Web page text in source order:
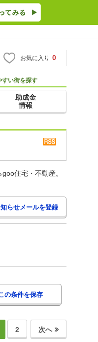
お気に入り 0
すい街を探す
助成金
情報
住宅・不動産。
の条件を保存
2 次へ